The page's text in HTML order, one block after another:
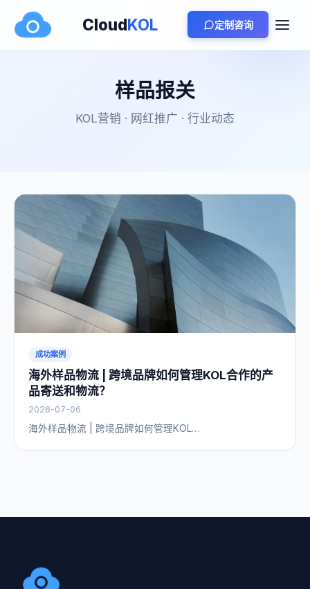
CloudKOL 定制咨询
样品报关
KOL营销 · 网红推广 · 行业动态
成功案例
海外样品物流 | 跨境品牌如何管理KOL合作的产
品寄送和物流？
2026-07-06
海外样品物流 | 跨境品牌如何管理KOL…